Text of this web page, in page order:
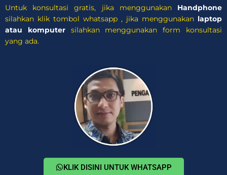
Untuk konsultasi gratis, jika menggunakan Handphone
silahkan klik tombol whatsapp , jika menggunakan laptop
atau komputersilahkan menggunakan form konsultasi
yang ada.
KLIK DISINI UNTUK WHATSAPP